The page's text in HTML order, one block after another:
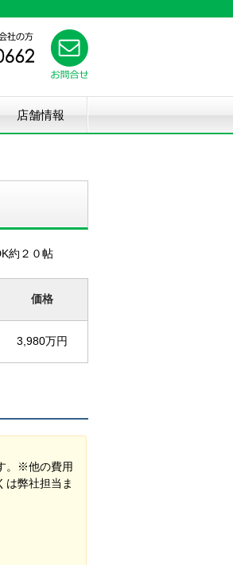
店舗情報
約２０帖
価格
3,980万円
。※他の費用
は弊社担当ま